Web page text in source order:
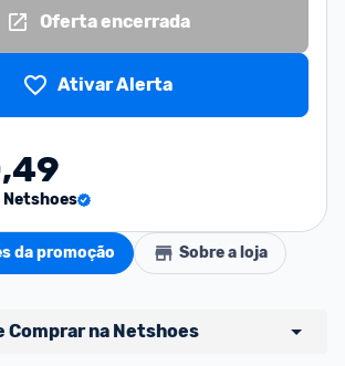
Oferta encerrada
Ativar Alerta
Netshoes
da promoção Sobre a loja
Comprar na Netshoes